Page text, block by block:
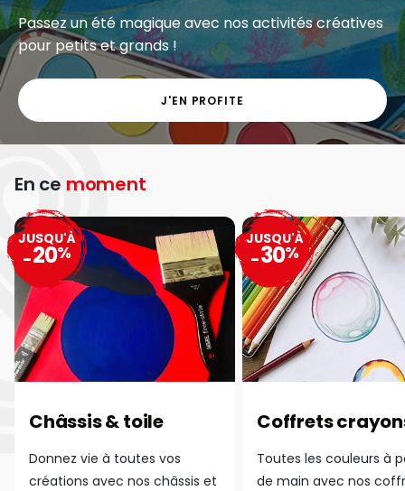
Passez un été magique avec nos activités créatives
pour petits et grands !
J'EN PROFITE
En ce moment
Châssis & toile
Donnez vie à toutes vos
créations avec nos châssis et
JUSQU'À
-20%
Coffrets
Toutes les couleurs à
de main avec nos
JUSQU'À
-30%